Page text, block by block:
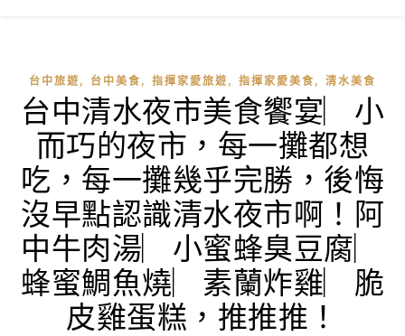
台中旅遊, 台中美食, 指揮家愛旅遊, 指揮家愛美食, 清水美食
台中清水夜市美食饗宴︳小
而巧的夜市，每一攤都想
吃，每一攤幾乎完勝，後悔
沒早點認識清水夜市啊！阿
中牛肉湯︳小蜜蜂臭豆腐︳
蜂蜜鯛魚燒︳素蘭炸雞︳脆
皮雞蛋糕，推推推！